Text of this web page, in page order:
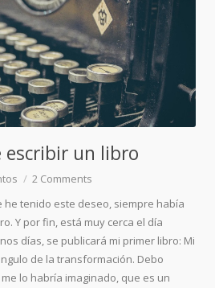
escribir un libro
2 Comments
he tenido este deseo, siempre había
Y por fin, está muy cerca el día
días, se publicará mi primer libro: Mi
de la transformación. Debo
lo habría imaginado, que es un